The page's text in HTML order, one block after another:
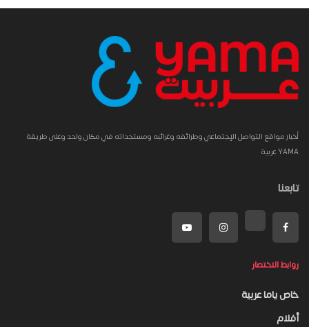
أخبار مواقع التواصل الإجتماعي وطرائفه وغرائبه ومستجداته في مكان واحد وعلى طريقة
YAMA عربية
تابعنا
روابط الاختصار
خاص ياما عربية
أفلام